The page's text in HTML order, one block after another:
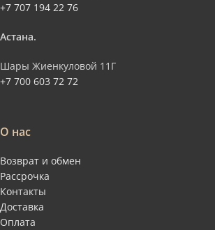
+7 707 194 22 76
Астана.
Шары Жиенкуловой 11Г
+7 700 603 72 72
О нас
Возврат и обмен
Рассрочка
Контакты
Доставка
Оплата